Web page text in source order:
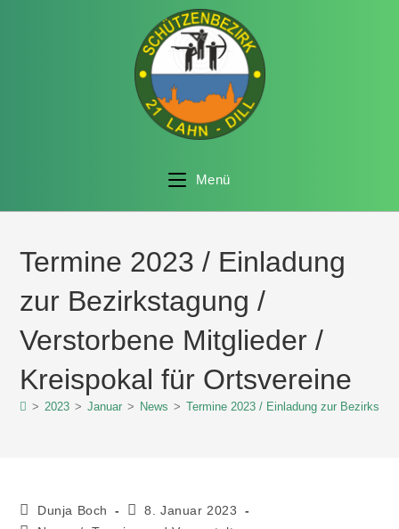
Menü
Termine 2023 / Einladung
zur Bezirkstagung /
Verstorbene Mitglieder /
Kreispokal für Ortsvereine
> 2023 > Januar > News > Termine 2023 / Einladung zur
Dunja Boch
8. Januar 2023